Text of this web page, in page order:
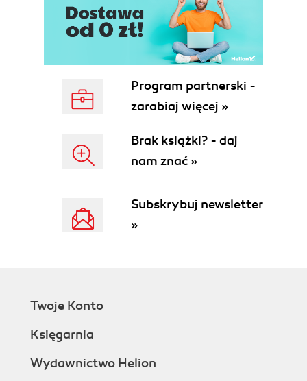
Program partnerski -
zarabiaj więcej »
Brak książki? - daj
nam znać »
Subskrybuj newsletter
»
Twoje Konto
Księgarnia
Wydawnictwo Helion